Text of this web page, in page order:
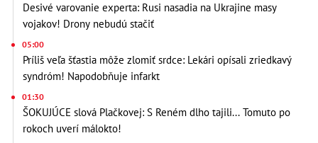
Desivé varovanie experta: Rusi nasadia na Ukrajine masy
vojakov! Drony nebudú stačiť
05:00
Príliš veľa šťastia môže zlomiť srdce: Lekári opísali zriedkavý
syndróm! Napodobňuje infarkt
01:30
ŠOKUJÚCE slová Plačkovej: S Reném dlho tajili... Tomuto po
rokoch uverí málokto!